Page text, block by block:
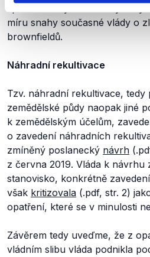
míru snahy současné vlády o
brownfieldů.
Náhradní rekultivace
Tzv. náhradní rekultivace,
zemědělské půdy naopak jiné
k zemědělským účelům,
o zavedení náhradních
zmíněný poslanecký návrh
z června 2019. Vláda k návrhu
stanovisko, konkrétně
však kritizovala (.pdf, str. 2)
opatření, které se v minulosti
Závěrem tedy uveďme, že z
vládním slibu vláda podnikla